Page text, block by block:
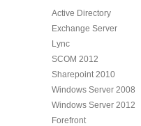
Active Directory
Exchange Server
Lync
SCOM 2012
Sharepoint 2010
Windows Server 2008
Windows Server 2012
Forefront